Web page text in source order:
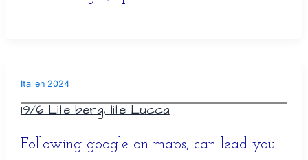
Italien 2024
19/6 Lite berg, lite Lucca
Following google on maps, can lead you